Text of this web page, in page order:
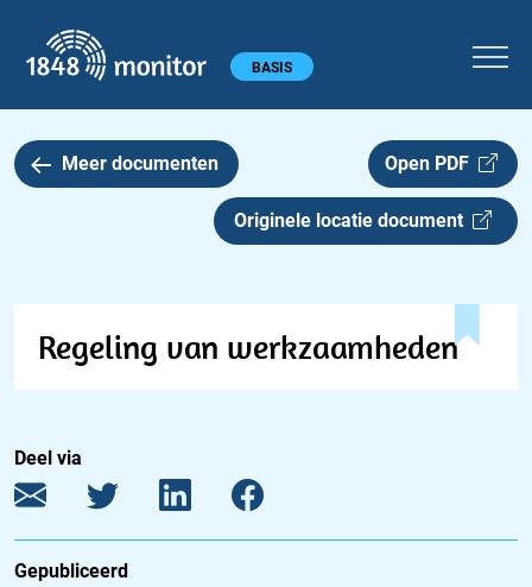
Hoofdmenu BASIS
Meer documenten Open PDF
Originele locatie document
Regeling van werkzaamheden
Deel via
Gepubliceerd